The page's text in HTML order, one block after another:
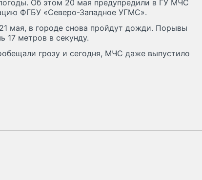
Об этом 20 мая предупредили в ГУ МЧС
ФГБУ «Северо-Западное УГМС».
мая, в городе снова пройдут дожди. Порывы
17 метров в секунду.
грозу и сегодня, МЧС даже выпустило